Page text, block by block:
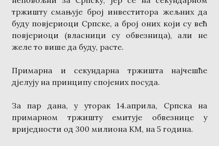
тржишту смањује број инвеститора жељних да
буду повјериоци Српске, а број оних који су већ
повјериоци (власници су обвезница), али не
желе то више да буду, расте.
Примарна и секундарна тржишта најчешће
дјелују на принципу спојених посуда.
За пар дана, у уторак 14.априла, Српска на
примарном тржишту емитује обвезнице у
вриједности од 300 милиона КМ, на 5 година.